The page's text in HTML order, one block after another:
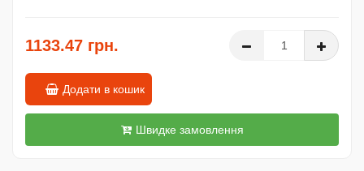
1133.47 грн.
Додати в кошик
Швидке замовлення